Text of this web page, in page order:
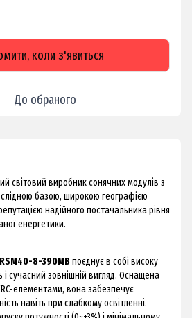
коли з'явиться
До обраного
світовий виробник сонячних модулів з
базою, широкою географією
надійного постачальника рівня
енергетики.
8-390MBпоєднує в собі високу
і сучасний зовнішній вигляд. Оснащена
елементами, вона забезпечує
навіть при слабкому освітленні.